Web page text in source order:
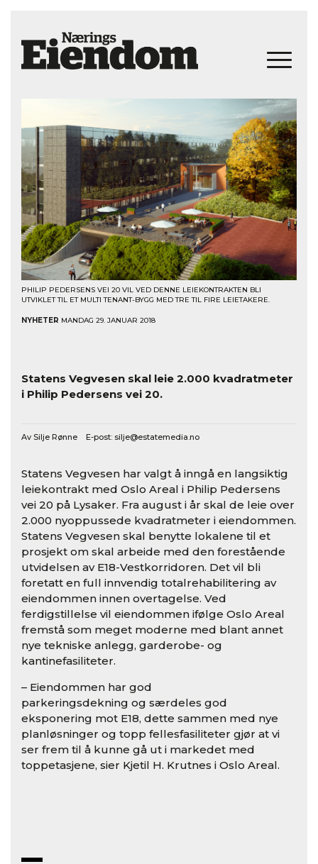
PHILIP PEDERSENS VEI 20 VIL VED DENNE LEIEKONTRAKTEN BLI
UTVIKLET TIL ET MULTI TENANT-BYGG MED TRE TIL FIRE LEIETAKERE.
NYHETER MANDAG 29. JANUAR 2018
Statens Vegvesen skal leie 2.000 kvadratmeter
i Philip Pedersens vei 20.
Av Silje Rønne E-post: silje@estatemedia.no
Statens Vegvesen har valgt å inngå en langsiktig
leiekontrakt med Oslo Areal i Philip Pedersens
vei 20 på Lysaker. Fra august i år skal de leie over
2.000 nyoppussede kvadratmeter i eiendommen.
Statens Vegvesen skal benytte lokalene til et
prosjekt om skal arbeide med den forestående
utvidelsen av E18-Vestkorridoren. Det vil bli
foretatt en full innvendig totalrehabilitering av
eiendommen innen overtagelse. Ved
ferdigstillelse vil eiendommen ifølge Oslo Areal
fremstå som meget moderne med blant annet
nye tekniske anlegg, garderobe- og
kantinefasiliteter.
– Eiendommen har god
parkeringsdekning og særdeles god
eksponering mot E18, dette sammen med nye
planløsninger og topp fellesfasiliteter gjør at vi
ser frem til å kunne gå ut i markedet med
toppetasjene, sier Kjetil H. Krutnes i Oslo Areal.